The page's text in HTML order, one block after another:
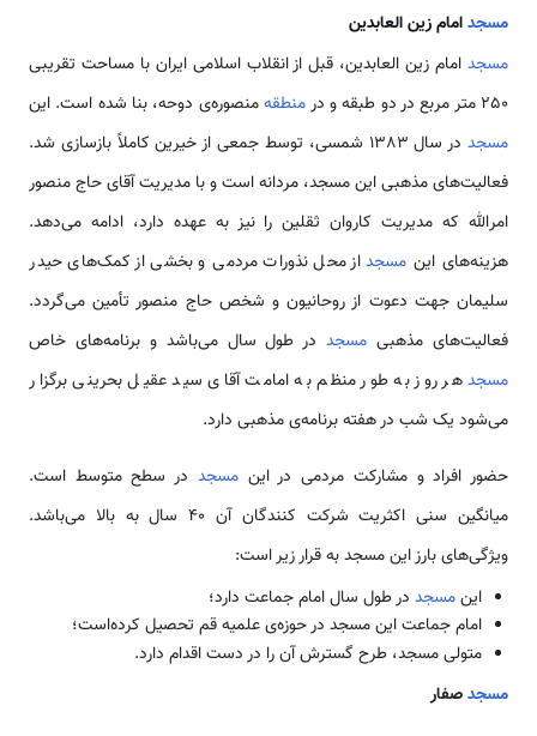
مسجدامام زین العابدین
مسجد امام زین العابدین، قبل از انقلاب اسلامی ایران با مساحت تقریبی
250 متر مربع در دو طبقه و در
منطقهمنصوره‌ی دوحه، بنا شده است. این
مسجد
در سال 1383 شمسی، توسط جمعی از خیرین كاملاً بازسازی شد.
فعالیت‌های مذهبی این مسجد، مردانه است و با مدیریت آقای حاج منصور
امرالله که مدیریت کاروان ثقلین را نیز به عهده دارد، ادامه می‌دهد.
هزینه‌های این مسجداز محل نذورات مردمی و بخشی از کمک‌های حیدر
سلیمان جهت دعوت از روحانیون و شخص حاج منصور تأمین می‌گردد.
فعالیت‌های مذهبی مسجددر طول سال می‌باشد و برنامه‌های خاص
مسجدهر روز به طور منظم به امامت آقای سید عقیل بحرینی برگزار
می‌شود یک شب در هفته برنامه‌ی مذهبی دارد.
حضور افراد و مشارکت مردمی در اینمسجد در سطح متوسط است.
میانگین سنی اکثریت شرکت کنندگان آن 40 سال به بالا می‌باشد.
ویژگی‌های بارز این مسجد به قرار زیر است:
اینمسجد در طول سال امام جماعت دارد؛
امام جماعت این مسجد در حوزه‌ی علمیه قم تحصیل كرده‌است؛
متولی مسجد، طرح گسترش آن را در دست اقدام دارد.
مسجدصفار